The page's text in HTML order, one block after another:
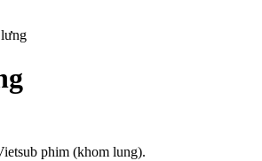
phim (khom lung).